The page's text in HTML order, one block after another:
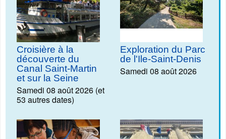
Croisière à la
découverte du
Canal Saint-Martin
et sur la Seine
Samedi 08 août 2026 (et
53 autres dates)
Exploration du Parc
de l'Ile-Saint-Denis
Samedi 08 août 2026